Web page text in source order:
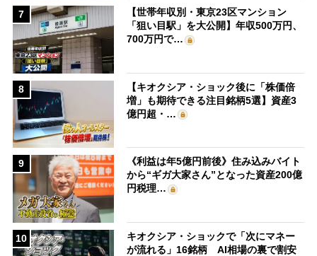
7
【世帯年収別・東京23区マンション
「狙い目駅」を大公開】年収500万円、
700万円で…
8
【キオクシア・ショック後に「株価倍
増」も期待できる注目銘柄5選】資産3
億円超・…
9
《利益は年5億円前後》住み込みバイト
から“ギガ大家さん”となった資産200億
円税理…
10
キオクシア・ショックで「次にマネー
が流れる」16銘柄 AI相場の裏で割安